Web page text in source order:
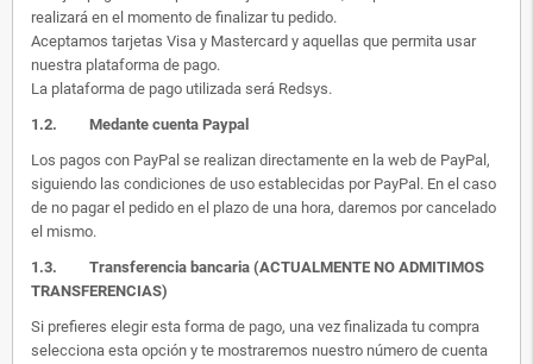
realizará en el momento de finalizar tu pedido.
Aceptamos tarjetas Visa y Mastercard y aquellas que permita usar
nuestra plataforma de pago.
La plataforma de pago utilizada será Redsys.
1.2. Medante cuenta Paypal
Los pagos con PayPal se realizan directamente en la web de PayPal,
siguiendo las condiciones de uso establecidas por PayPal. En el caso
de no pagar el pedido en el plazo de una hora, daremos por cancelado
el mismo.
1.3. Transferencia bancaria (ACTUALMENTE NO ADMITIMOS
TRANSFERENCIAS)
Si prefieres elegir esta forma de pago, una vez finalizada tu compra
selecciona esta opción y te mostraremos nuestro número de cuenta